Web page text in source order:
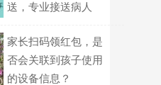
送，专业接送病人
家长扫码领红包，是
否会关联到孩子使用
的设备信息？